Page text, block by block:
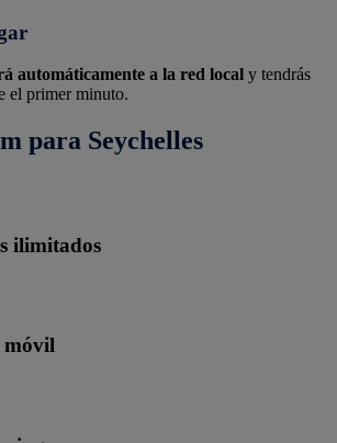
automáticamente a la red local y tendrás
el primer minuto.
para Seychelles
ilimitados
móvil